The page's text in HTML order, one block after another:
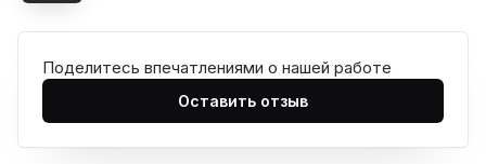
Поделитесь впечатлениями о нашей работе
Оставить отзыв